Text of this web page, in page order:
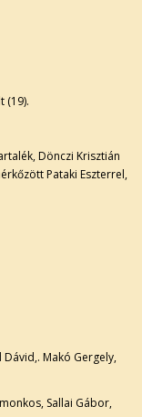
(19).
Dönczi Krisztián
Pataki Eszterrel,
Makó Gergely,
Sallai Gábor,